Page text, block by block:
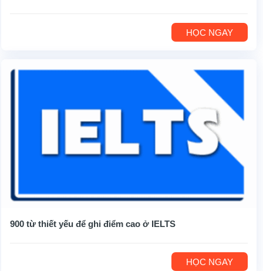
HỌC NGAY
900 từ thiết yếu để ghi điểm cao ở IELTS
HỌC NGAY